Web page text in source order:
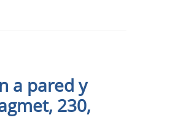
a pared y
230,